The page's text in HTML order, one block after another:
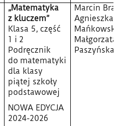
„Matematyka
z kluczem”
Klasa 5, część
1 i 2
Podręcznik
do matematyki
dla klasy
piątej szkoły
podstawowej
NOWA EDYCJA
2024-2026
Marcin
Agnieszka
Małgorzata
Paszyńska